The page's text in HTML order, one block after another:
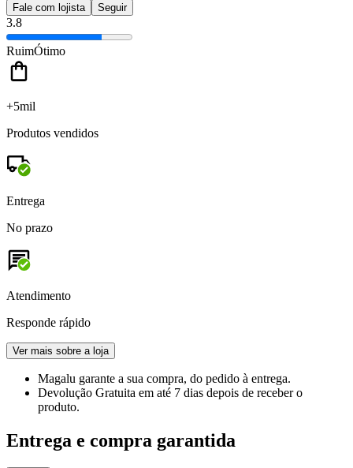
Fale com lojista Seguir
3.8
RuimÓtimo
+5mil
Produtos vendidos
Entrega
No prazo
Atendimento
Responde rápido
Ver mais sobre a loja
Magalu garante a sua compra, do pedido à entrega.
Devolução Gratuita em até 7 dias depois de receber o
produto.
Entrega e compra garantida